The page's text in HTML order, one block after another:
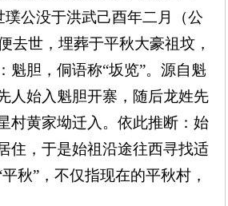
公没于洪武己酉年二月（公
去世，埋葬于平秋大豪祖坟，
魁胆，侗语称“坂览”。源自魁
人始入魁胆开寨，随后龙姓先
村黄家坳迁入。依此推断：始
住，于是始祖沿途往西寻找适
秋”，不仅指现在的平秋村，